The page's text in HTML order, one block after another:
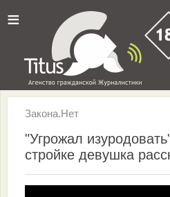
≡
Закона.Нет
"Угрожал
стройке девушка